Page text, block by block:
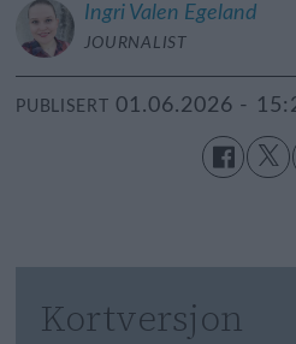
Ingri Valen Egeland
JOURNALIST
PUBLISERT 01.06.2026 -
Kortversjon